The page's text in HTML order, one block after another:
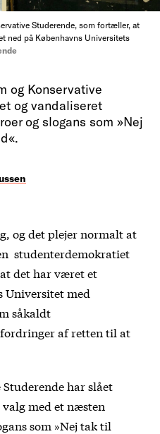
Studerende, som fortæller, at
ned på Københavns Universitets
og Konservative
og vandaliseret
og slogans som »Nej
og det plejer normalt at
studenterdemokratiet
det har været et
Universitet med
såkaldt
af retten til at
har slået
med et næsten
som »Nej tak til